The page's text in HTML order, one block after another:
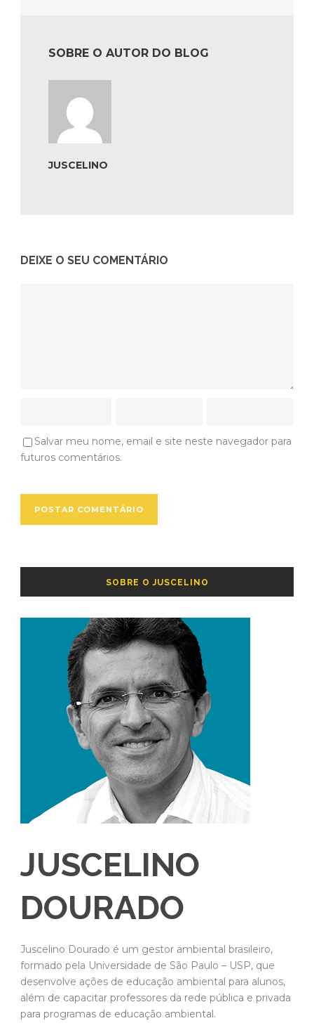
SOBRE O AUTOR DO BLOG
JUSCELINO
DEIXE O SEU COMENTÁRIO
Salvar meu nome, email e site neste navegador para
futuros comentários.
SOBRE O JUSCELINO
JUSCELINO
DOURADO
Juscelino Dourado é um gestor ambiental brasileiro,
formado pela Universidade de São Paulo – USP, que
desenvolve ações de educação ambiental para alunos,
além de capacitar professores da rede pública e privada
para programas de educação ambiental.